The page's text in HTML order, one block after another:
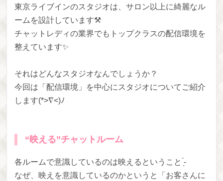
東京ライブインのスタジオは、サロン以上に綺麗なル
ームを設計しています⚒
チャットレディの業界でもトップクラスの配信環境を
整えています‍✨
それはどんなスタジオなんでしょうか？
今回は「配信環境」を中心にスタジオについてご紹介
します(*>∇<)ﾉ
“映える”チャットルーム
各ルームで意識しているのは映えるということ ̖́-
なぜ、映えを意識しているのかというと「お客さんに